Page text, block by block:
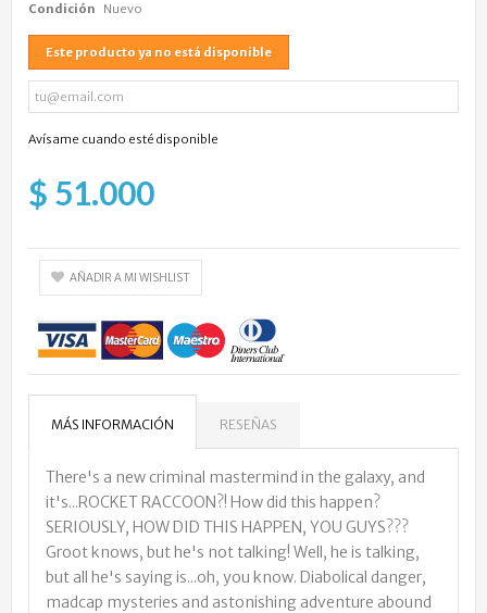
Condición Nuevo
Este producto ya no está disponible
Avísame cuando esté disponible
$ 51.000
AÑADIR A MI WISHLIST
MÁS INFORMACIÓN RESEÑAS
There's a new criminal mastermind in the galaxy, and
it's...ROCKET RACCOON?! How did this happen?
SERIOUSLY, HOW DID THIS HAPPEN, YOU GUYS???
Groot knows, but he's not talking! Well, he is talking,
but all he's saying is...oh, you know. Diabolical danger,
madcap mysteries and astonishing adventure abound